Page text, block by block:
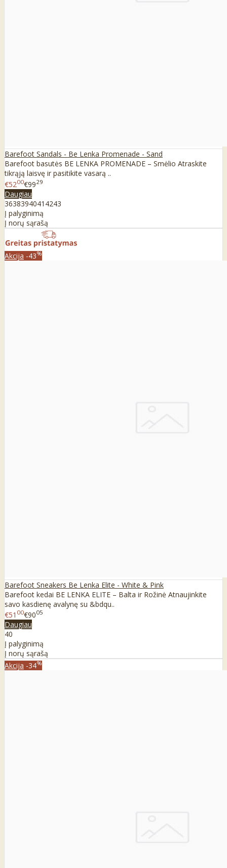
Barefoot Sandals - Be Lenka Promenade - Sand
Barefoot basutės BE LENKA PROMENADE – Smėlio Atraskite
tikrąją laisvę ir pasitikite vasarą ..
€5200€9929
Daugiau
3638394041 4243
Į palyginimą
Į norų sąrašą
Akcija -43%
Barefoot Sneakers Be Lenka Elite - White & Pink
Barefoot kedai BE LENKA ELITE – Balta ir Rožinė Atnaujinkite
savo kasdienę avalynę su &bdqu..
€51 00€9005
Daugiau
40
Į palyginimą
Į norų sąrašą
Akcija -34%